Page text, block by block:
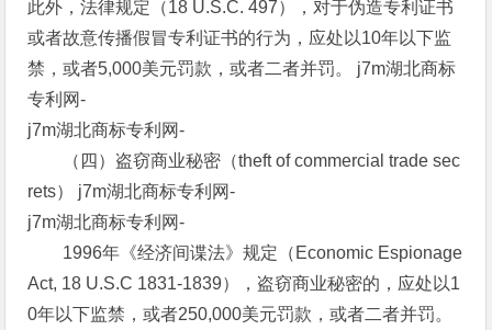
此外，法律规定（18 U.S.C. 497），对于伪造专利证书
或者故意传播假冒专利证书的行为，应处以10年以下监
禁，或者5,000美元罚款，或者二者并罚。 j7m湖北商标
专利网-
j7m湖北商标专利网-
（四）盗窃商业秘密（theft of commercial trade sec
rets） j7m湖北商标专利网-
j7m湖北商标专利网-
1996年《经济间谍法》规定（Economic Espionage
Act, 18 U.S.C 1831-1839），盗窃商业秘密的，应处以1
0年以下监禁，或者250,000美元罚款，或者二者并罚。